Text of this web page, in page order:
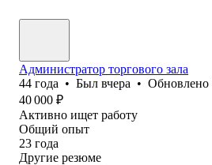
Администратор торгового зала
44 года • Был вчера • Обновлено
40 000 ₽
Активно ищет работу
Общий опыт
23 года
Другие резюме